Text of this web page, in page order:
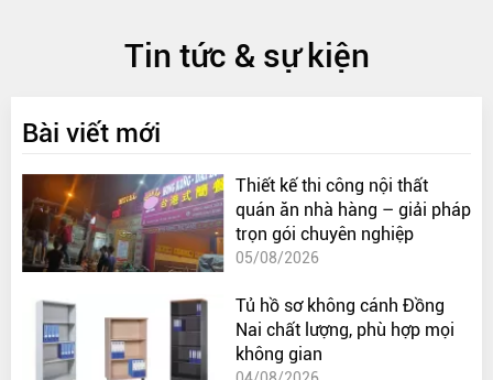
Tin tức & sự kiện
Bài viết mới
Thiết kế thi công nội thất
quán ăn nhà hàng – giải pháp
trọn gói chuyên nghiệp
05/08/2026
Tủ hồ sơ không cánh Đồng
Nai chất lượng, phù hợp mọi
không gian